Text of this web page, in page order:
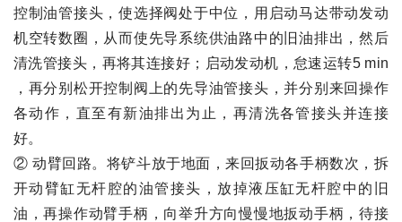
控制油管接头，使选择阀处于中位，用启动马达带动发动
机空转数圈，从而使先导系统供油路中的旧油排出，然后
清洗管接头，再将其连接好；启动发动机，怠速运转5 min
，再分别松开控制阀上的先导油管接头，并分别来回操作
各动作，直至有新油排出为止，再清洗各管接头并连接
好。
② 动臂回路。将铲斗放于地面，来回扳动各手柄数次，拆
开动臂缸无杆腔的油管接头，放掉液压缸无杆腔中的旧
油，再操作动臂手柄，向举升方向慢慢地扳动手柄，待接